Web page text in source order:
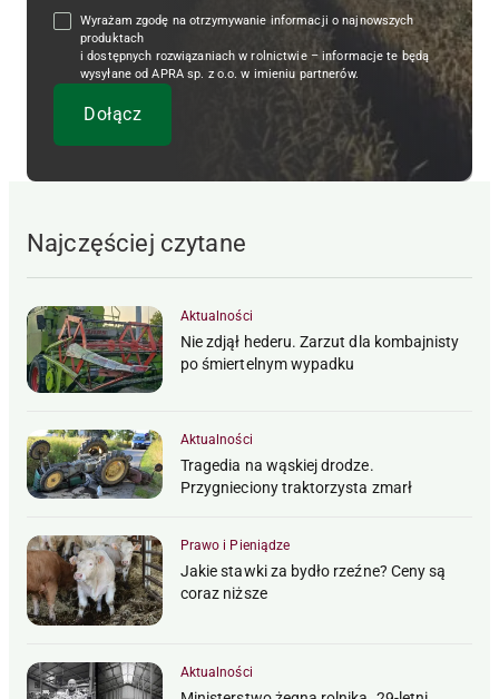
Wyrażam zgodę na otrzymywanie informacji o najnowszych
produktach
i dostępnych rozwiązaniach w rolnictwie – informacje te będą
wysyłane od APRA sp. z o.o. w imieniu partnerów.
Najczęściej czytane
Aktualności
Nie zdjął hederu. Zarzut dla kombajnisty
po śmiertelnym wypadku
Aktualności
Tragedia na wąskiej drodze.
Przygnieciony traktorzysta zmarł
Prawo i Pieniądze
Jakie stawki za bydło rzeźne? Ceny są
coraz niższe
Aktualności